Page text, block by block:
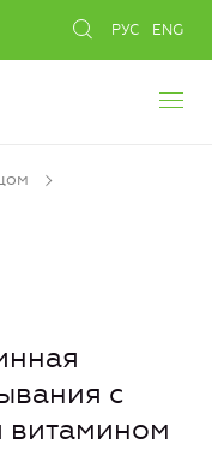
РУС ENG
с
витамином